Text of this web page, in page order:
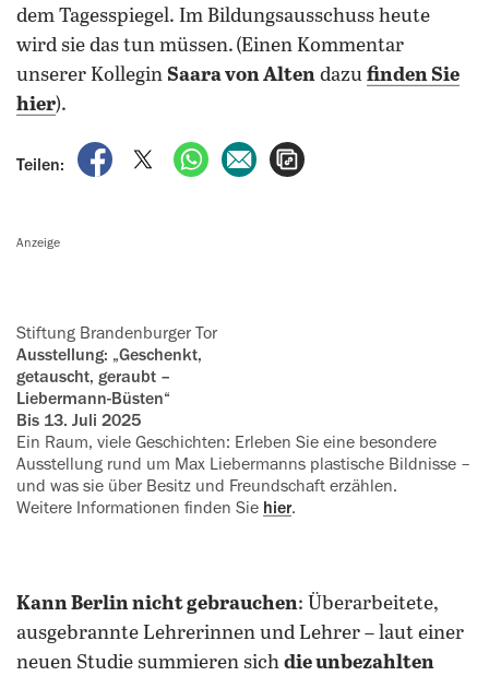
dem Tagesspiegel. Im Bildungsausschuss heute
wird sie das tun müssen. (Einen Kommentar
unserer Kollegin Saara von Alten dazu finden Sie
hier).
Teilen:
auf Facebook teilen
auf X teilenper WhatsApp teilen
per E-Mail teilen
Anzeige
Stiftung Brandenburger Tor
Ausstellung: „Geschenkt,
getauscht, geraubt –
Liebermann-Büsten“
Bis 13. Juli 2025
Ein Raum, viele Geschichten: Erleben Sie eine besondere
Ausstellung rund um Max Liebermanns plastische Bildnisse –
und was sie über Besitz und Freundschaft erzählen.
Weitere Informationen finden Sie hier.
Kann Berlin nicht gebrauchen: Überarbeitete,
ausgebrannte Lehrerinnen und Lehrer – laut einer
neuen Studie summieren sich die unbezahlten